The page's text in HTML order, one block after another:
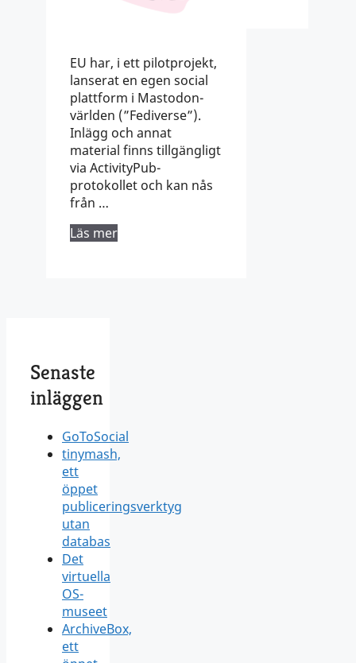
EU har, i ett pilotprojekt,
lanserat en egen social
plattform i Mastodon-
världen (”Fediverse”).
Inlägg och annat
material finns tillgängligt
via ActivityPub-
protokollet och kan nås
från …
Läs mer
Senaste
inläggen
GoToSocial
tinymash,
ett
öppet
publiceringsverktyg
utan
databas
Det
virtuella
OS-
museet
ArchiveBox,
ett